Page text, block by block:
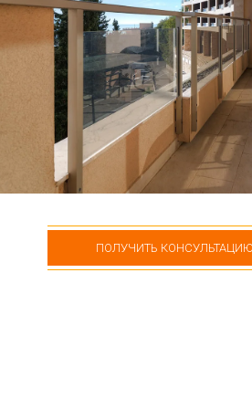
ПОЛУЧИТЬ